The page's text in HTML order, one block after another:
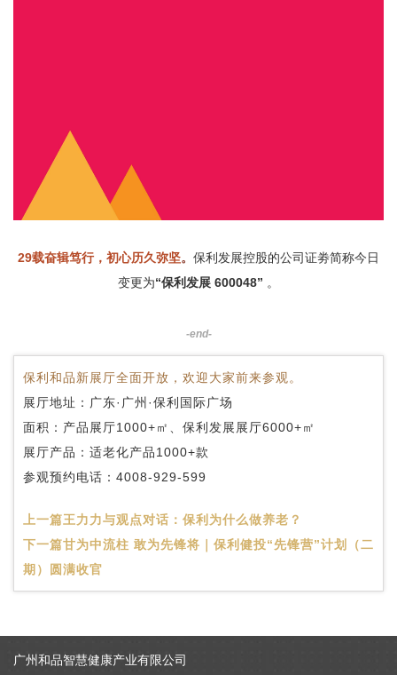
29载奋辑笃行，初心历久弥坚。 保利发展控股的公司证劵简称今日
变更为“保利发展 600048” 。
-end-
保利和品新展厅全面开放，欢迎大家前来参观。
展厅地址：广东·广州·保利国际广场
面积：产品展厅1000+㎡、保利发展展厅6000+㎡
展厅产品：适老化产品1000+款
参观预约电话：4008-929-599
上一篇王力力与观点对话：保利为什么做养老？
下一篇甘为中流柱 敢为先锋将｜保利健投“先锋营”计划（二
期）圆满收官
广州和品智慧健康产业有限公司